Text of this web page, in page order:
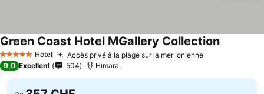
5 Étoiles Hotel Accès privé à la plage sur la mer Ionienne
Green Coast Hotel MGallery Collection
9,0 Excellent 504 Himara